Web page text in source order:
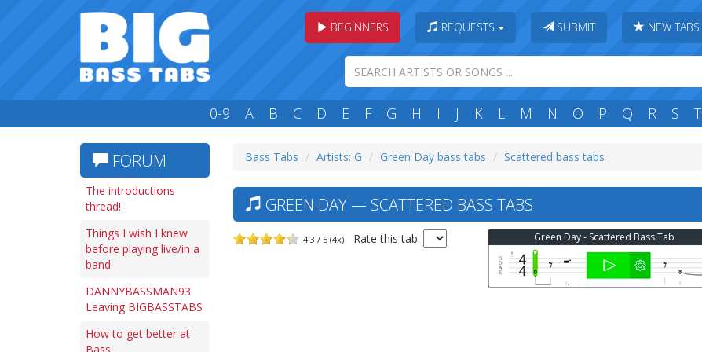
BEGINNERS REQUESTS SUBMIT NEW TABS
0-9 A B C D E F G H I J K L M N O P Q R S T
FORUM
The introductions
thread!
Things I wish I knew
before playing live/in a
band
DANNYBASSMAN93
Leaving BIGBASSTABS
How to get better at
Bass Tabs Artists: G Green Day bass tabs Scattered bass tabs
GREEN DAY — SCATTERED BASS TABS
4.3 / 5 (4x) Rate this tab: Green Day - Scattered Bass Tab